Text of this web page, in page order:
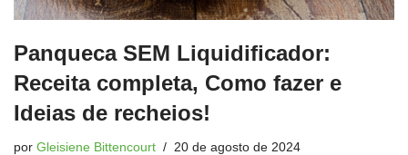
Panqueca SEM Liquidificador:
Receita completa, Como fazer e
Ideias de recheios!
por Gleisiene Bittencourt 20 de agosto de 2024